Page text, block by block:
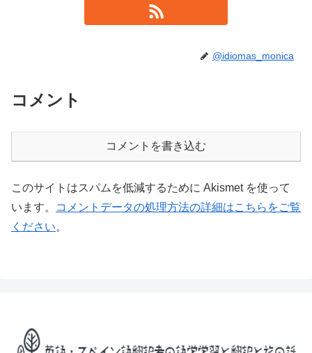
@idiomas_monica
コメント
コメントを書き込む
このサイトはスパムを低減するために Akismet を使って
います。
コメントデータの処理方法の詳細はこちらをご覧
ください。